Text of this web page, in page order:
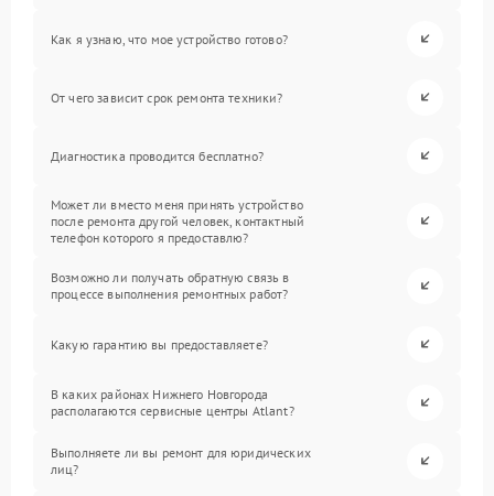
Как я узнаю, что мое устройство готово?
От чего зависит срок ремонта техники?
Диагностика проводится бесплатно?
Может ли вместо меня принять устройство
после ремонта другой человек, контактный
телефон которого я предоставлю?
Возможно ли получать обратную связь в
процессе выполнения ремонтных работ?
Какую гарантию вы предоставляете?
В каких районах Нижнего Новгорода
располагаются сервисные центры Atlant?
Выполняете ли вы ремонт для юридических
лиц?